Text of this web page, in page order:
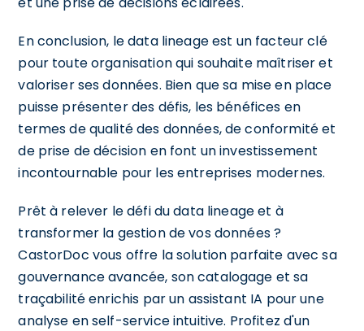
En conclusion, le data lineage est un facteur clé
pour toute organisation qui souhaite maîtriser et
valoriser ses données. Bien que sa mise en place
puisse présenter des défis, les bénéfices en
termes de qualité des données, de conformité et
de prise de décision en font un investissement
incontournable pour les entreprises modernes.
Prêt à relever le défi du data lineage et à
transformer la gestion de vos données ?
CastorDoc vous offre la solution parfaite avec sa
gouvernance avancée, son catalogage et sa
traçabilité enrichis par un assistant IA pour une
analyse en self-service intuitive. Profitez d'un